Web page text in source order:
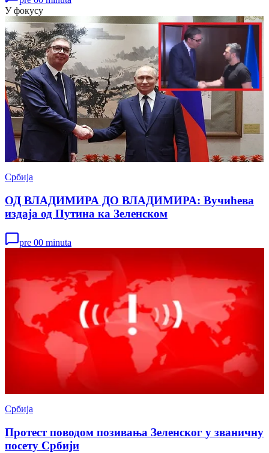
У фокусу
Србија
ОД ВЛАДИМИРА ДО ВЛАДИМИРА: Вучићева
издаја од Путина ка Зеленском
pre 00 minuta
Србија
Протест поводом позивања Зеленског у званичну
посету Србији